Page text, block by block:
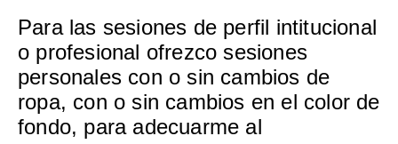
Para las sesiones de perfil intitucional
o profesional ofrezco sesiones
personales con o sin cambios de
ropa, con o sin cambios en el color de
fondo, para adecuarme al